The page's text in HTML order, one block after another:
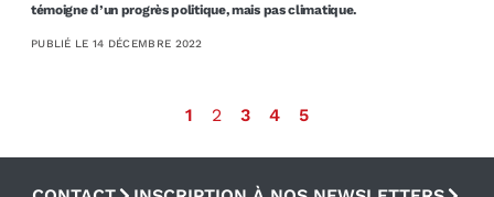
témoigne d’un progrès politique, mais pas climatique.
PUBLIÉ LE 14 DÉCEMBRE 2022
1 2 3 4 5